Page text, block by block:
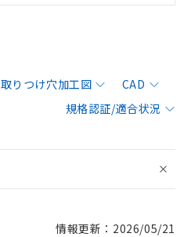
取りつけ穴加工図
CAD
規格認証/適合状況
情報更新：2026/05/21